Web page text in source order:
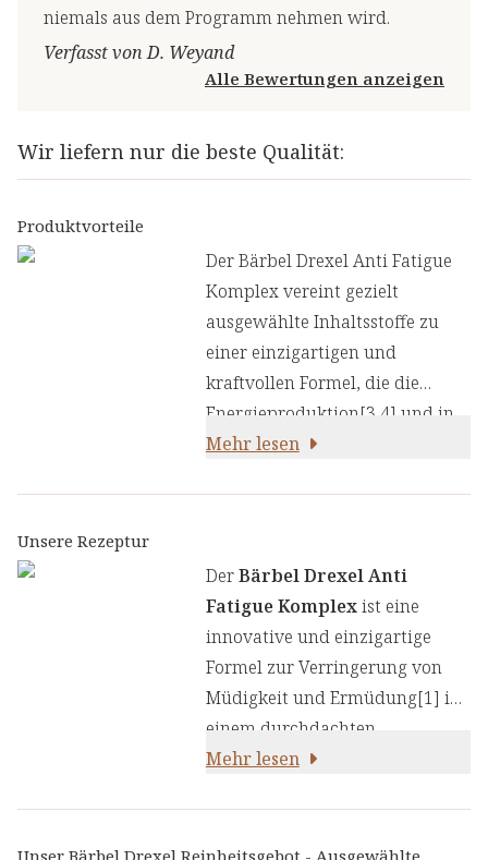
niemals aus dem Programm nehmen wird.
Verfasst von D. Weyand
Alle Bewertungen anzeigen
Wir liefern nur die beste Qualität:
Produktvorteile
Der Bärbel Drexel Anti Fatigue
Komplex vereint gezielt
ausgewählte Inhaltsstoffe zu
einer einzigartigen und
kraftvollen Formel, die die
Energieproduktion[3,4] und in
den Mitochondrien umfassend
Mehr lesen
Unsere Rezeptur
DerBärbel Drexel Anti
Fatigue Komplexist eine
innovative und einzigartige
Formel zur Verringerung von
Müdigkeit und Ermüdung[1] in
einem durchdachten
Gesamtkonzept. Speziell
und Pflanzenextrakten zu
Mehr lesen
Unser Bärbel Drexel Reinheitsgebot - Ausgewählte